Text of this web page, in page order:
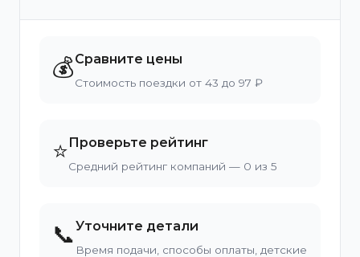
💰Сравните цены
Стоимость поездки от 43 до 97 ₽
⭐Проверьте рейтинг
Средний рейтинг компаний — 0 из 5
📞Уточните детали
Время подачи, способы оплаты, детские